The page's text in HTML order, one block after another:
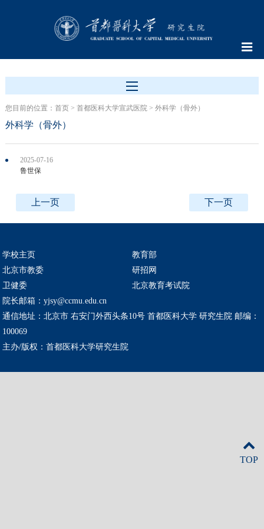
您目前的位置： 首页> 首都医科大学宣武医院> 外科学（骨外）
外科学（骨外）
2025-07-16
鲁世保
上一页 下一页
学校主页
教育部
北京市教委
研招网
卫健委
北京教育考试院
院长邮箱：yjsy@ccmu.edu.cn
通信地址：北京市 右安门外西头条10号 首都医科大学 研究生院 邮编：
100069
主办/版权：首都医科大学研究生院
TOP